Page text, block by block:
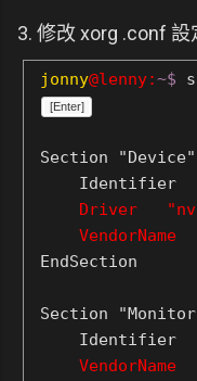
3. 修改 xorg .conf
jonny@lenny:~$
[Enter]
Section "Device"
Identifier
Driver
EndSection
Section
Identifier